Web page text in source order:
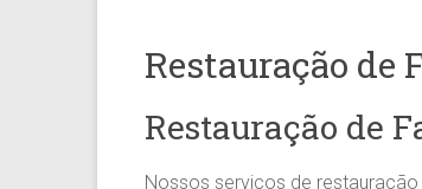
Pinturas.
Experiência
em
Pintura
Restauração de
Restauração de
Nossos serviços de